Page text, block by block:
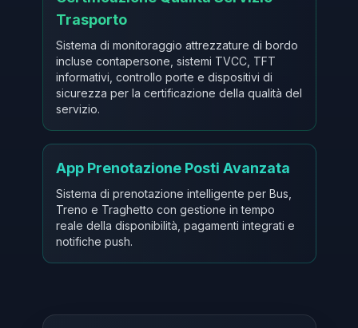
Trasporto
Sistema di monitoraggio attrezzature di bordo
incluse contapersone, sistemi TVCC, TFT
informativi, controllo porte e dispositivi di
sicurezza per la certificazione della qualità del
servizio.
App Prenotazione Posti Avanzata
Sistema di prenotazione intelligente per Bus,
Treno e Traghetto con gestione in tempo
reale della disponibilità, pagamenti integrati e
notifiche push.